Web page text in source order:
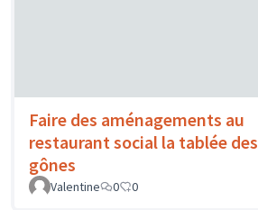
Faire des aménagements au
restaurant social la tablée des
gônes
Valentine 0 0